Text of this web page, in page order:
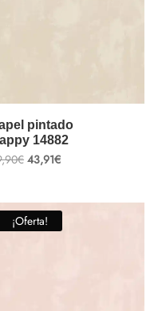
pintado
14882
€ El
precio
49,90€.
43,91€El
43,91€.
¡Oferta!